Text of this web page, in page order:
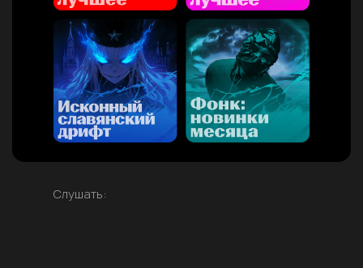
Слушать: